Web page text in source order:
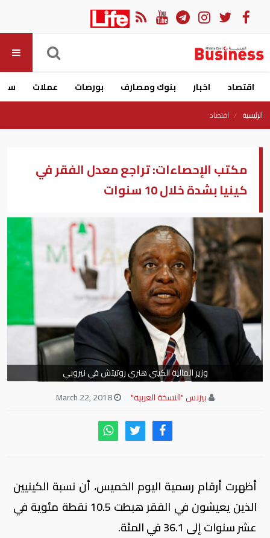
اقتصاد اخبار بنوك ومصارف بورصات عملات
الرئيسية اقتصاد
مكتب الإحصاءات: تراجع معدل الفقر في
كينيا بشدة خلال 10 سنوات
وزير المالية الكيني هنري روتيتش في نيروبي
بيزنس "النسخة العربية"
March 22, 2018
أظهرت أرقام رسمية اليوم الخميس، أن نسبة الكينيين
الذين يعيشون في الفقر هبطت 10.5 نقطة مئوية في
عشر سنوات إلى 36.1 في المئة.